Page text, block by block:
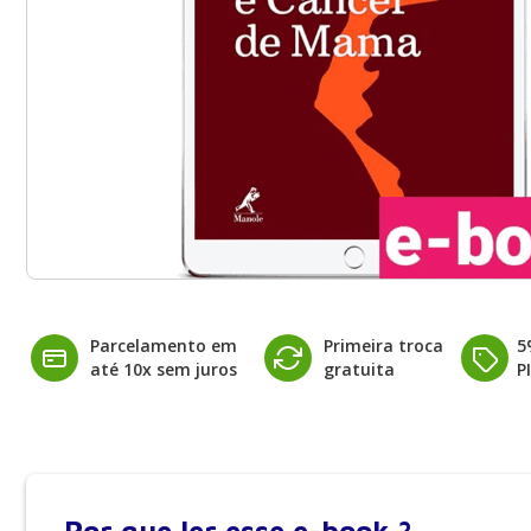
Parcelamento em
até 10x sem juros
Primeira troca
gratuita